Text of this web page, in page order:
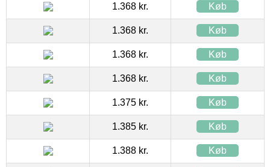
1.368 kr. Køb
1.368 kr. Køb
1.368 kr. Køb
1.368 kr. Køb
1.375 kr. Køb
1.385 kr. Køb
1.388 kr. Køb